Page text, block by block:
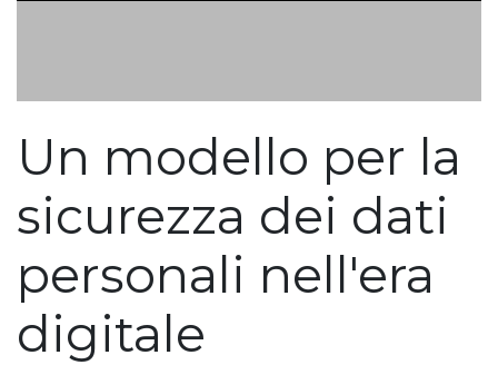
Un modello per la
sicurezza dei dati
personali nell'era
digitale